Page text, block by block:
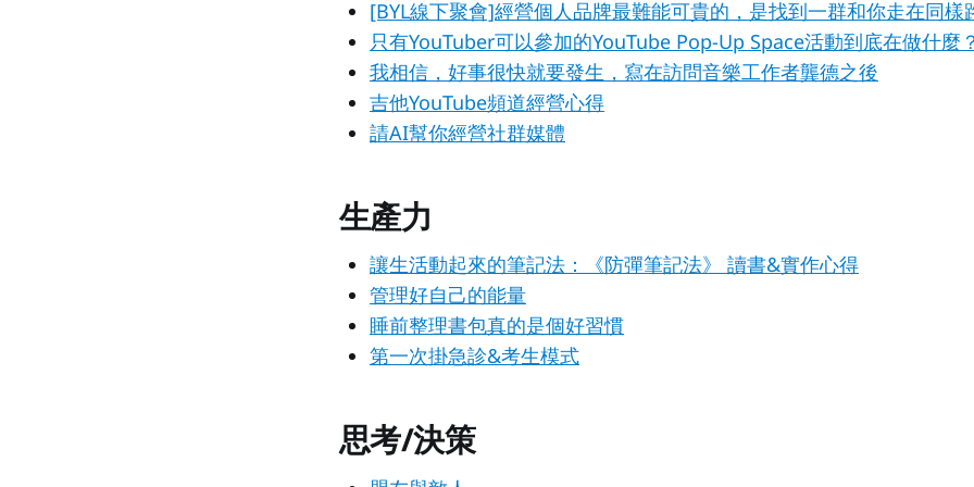
[BYL線下聚會]經營個人品牌最難能可貴的，是找到一群和你走在同樣
只有YouTuber可以參加的YouTube Pop-Up Space活動到底在做什麼？
我相信，好事很快就要發生，寫在訪問音樂工作者龔德之後
吉他YouTube頻道經營心得
請AI幫你經營社群媒體
生產力
讓生活動起來的筆記法：《防彈筆記法》 讀書&實作心得
管理好自己的能量
睡前整理書包真的是個好習慣
第一次掛急診&考生模式
思考/決策